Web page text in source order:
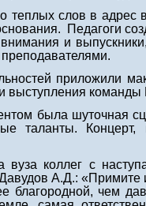
слов в адрес
Педагоги
и
приложили
выступления команды
была шуточная
таланты.
коллег с
А.Д.:
благородной, чем